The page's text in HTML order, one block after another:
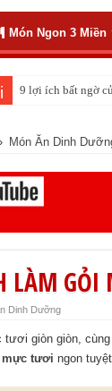
Món Ngon 3 Miền
Cách pha nước
Món Ăn Dinh
LÀM
Dinh Dưỡng
tươi giòn giòn,
mực tươi ngon